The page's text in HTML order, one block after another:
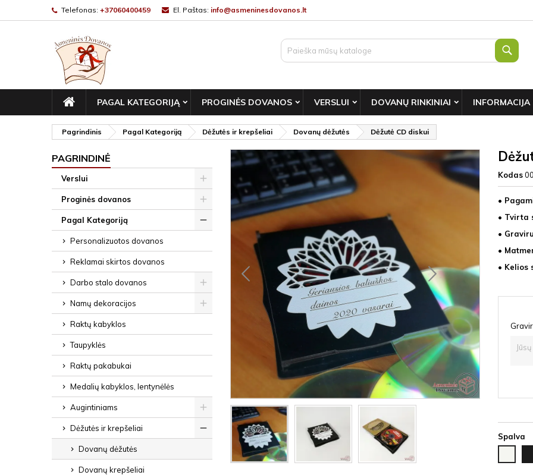
Telefonas: +37060400459 El. Paštas: info@asmeninesdovanos.lt
PAGRINDINIS
PAGAL KATEGORIJĄ PROGINĖS DOVANOS VERSLUI DOVANŲ RINKINIAI INFORMACIJA
Pagrindinis Pagal Kategoriją Dėžutės ir krepšeliai Dovanų dėžutės Dėžutė CD diskui
PAGRINDINĖ
Verslui
Proginės dovanos
Pagal Kategoriją
Personalizuotos dovanos
Reklamai skirtos dovanos
Darbo stalo dovanos
Namų dekoracijos
Raktų kabyklos
Taupyklės
Raktų pakabukai
Medalių kabyklos, lentynėlės
Augintiniams
Dėžutės ir krepšeliai
Dovanų dėžutės
Dovanų krepšeliai
Kodas
•
• Tvirta
•
•
• Kelios
Spalva
HDF